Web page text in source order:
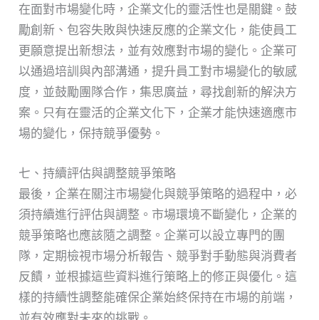
在面對市場變化時，企業文化的靈活性也是關鍵。鼓
勵創新、包容失敗與快速反應的企業文化，能使員工
更願意提出新想法，並有效應對市場的變化。企業可
以通過培訓與內部溝通，提升員工對市場變化的敏感
度，並鼓勵團隊合作，集思廣益，尋找創新的解決方
案。只有在靈活的企業文化下，企業才能快速適應市
場的變化，保持競爭優勢。
七、持續評估與調整競爭策略
最後，企業在關注市場變化與競爭策略的過程中，必
須持續進行評估與調整。市場環境不斷變化，企業的
競爭策略也應該隨之調整。企業可以設立專門的團
隊，定期檢視市場分析報告、競爭對手動態與消費者
反饋，並根據這些資料進行策略上的修正與優化。這
樣的持續性調整能確保企業始終保持在市場的前端，